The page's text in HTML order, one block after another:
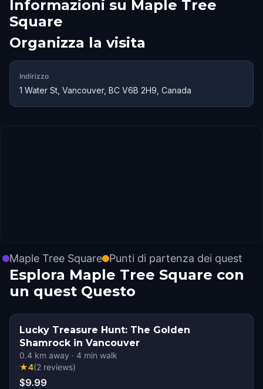
Informazioni su Maple Tree
Square
Organizza la visita
Indirizzo
1 Water St, Vancouver, BC V6B 2H9, Canada
Maple Tree Square Punti di partenza dei quest
Esplora Maple Tree Square con
un quest Questo
Lucky Treasure Hunt: The Golden
Shamrock in Vancouver
0.4 km away · 4 min walk
★4(2 reviews)
$9.99